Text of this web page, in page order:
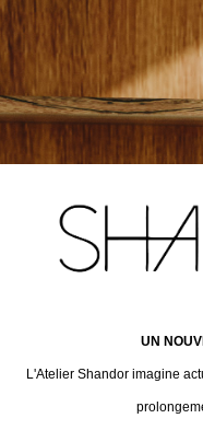
UN
L'Atelier Shandor imagine